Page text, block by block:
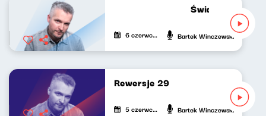
Świat naszej
6 czerwca 2023 Bartek Winczewski
Rewersje 29
5 czerwca 2023 Bartek Winczewski